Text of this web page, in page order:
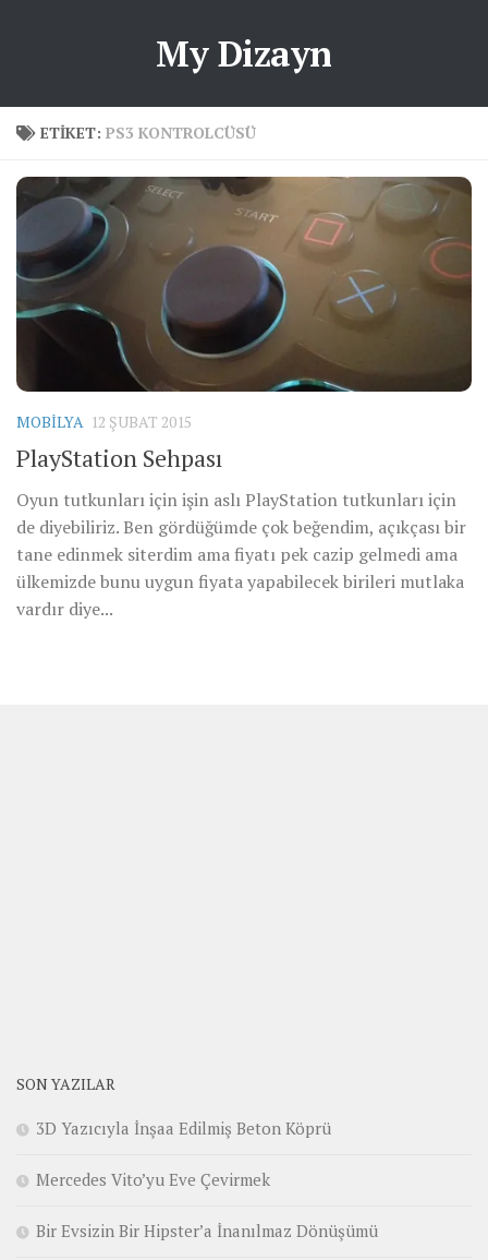
My Dizayn
ETIKET: PS3 KONTROLCÜSÜ
MOBILYA 12 ŞUBAT 2015
PlayStation Sehpası
Oyun tutkunları için işin aslı PlayStation tutkunları için
de diyebiliriz. Ben gördüğümde çok beğendim, açıkçası bir
tane edinmek siterdim ama fiyatı pek cazip gelmedi ama
ülkemizde bunu uygun fiyata yapabilecek birileri mutlaka
vardır diye...
SON YAZILAR
3D Yazıcıyla İnşaa Edilmiş Beton Köprü
Mercedes Vito’yu Eve Çevirmek
Bir Evsizin Bir Hipster’a İnanılmaz Dönüşümü